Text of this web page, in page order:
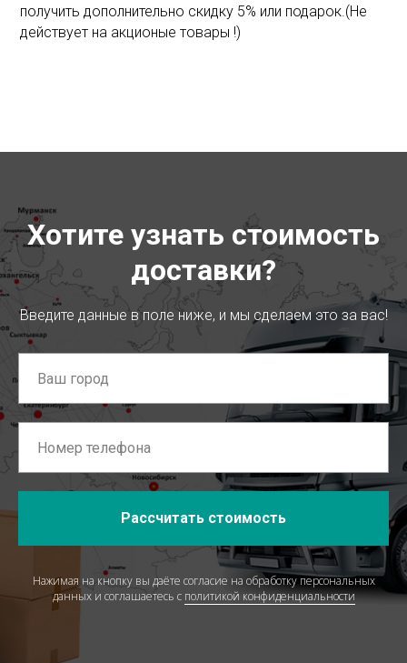
получить дополнительно скидку 5% или подарок.(Не
действует на акционые товары !)
Хотите узнать стоимость
доставки?
Введите данные в поле ниже, и мы сделаем это за вас!
Рассчитать стоимость
Нажимая на кнопку вы даёте согласие на обработку персональных
данных и соглашаетесь c политикой конфиденциальности